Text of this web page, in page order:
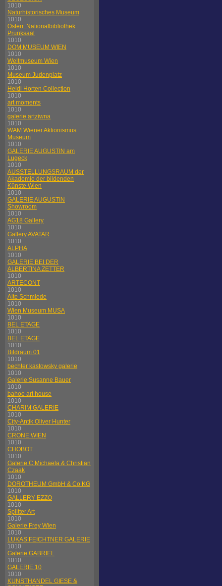
1010
Naturhistorisches Museum
1010
Österr. Nationalbibliothek
Prunksaal
1010
DOM MUSEUM WIEN
1010
Weltmuseum Wien
1010
Museum Judenplatz
1010
Heidi Horten Collection
1010
art moments
1010
galerie artziwna
1010
WAM Wiener Aktionismus
Museum
1010
GALERIE AUGUSTIN am
Lugeck
1010
AUSSTELLUNGSRAUM der
Akademie der bildenden
Künste Wien
1010
GALERIE AUGUSTIN
Showroom
1010
AG18 Gallery
1010
Gallery AVATAR
1010
ALPHA
1010
GALERIE BEI DER
ALBERTINA ZETTER
1010
ARTECONT
1010
Alte Schmiede
1010
Wien Museum MUSA
1010
BEL ETAGE
1010
BEL ETAGE
1010
Bildraum 01
1010
bechter kastowsky galerie
1010
Galerie Susanne Bauer
1010
bahoe art house
1010
CHARIM GALERIE
1010
City-Antik Oliver Hunter
1010
CRONE WIEN
1010
CHOBOT
1010
Galerie C Michaela & Christian
Czaak
1010
DOROTHEUM GmbH & Co KG
1010
GALLERY EZZO
1010
Splitter Art
1010
Galerie Frey Wien
1010
LUKAS FEICHTNER GALERIE
1010
Galerie GABRIEL
1010
GALERIE 10
1010
KUNSTHANDEL GIESE &